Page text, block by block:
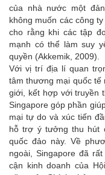
của nhà nước một
không muốn các công
cho rằng khi các tập
mạnh có thể làm suy
quyền (Akkemik, 2009).
Với vị trí địa lí quan
tâm thương mại quốc tế
giới, kết hợp với truyền
Singapore góp phần
mại tự do và xúc tiến
hỗ trợ ý tưởng thu hút
quốc đảo này. Về
ngoài, Singapore đã
cận kinh doanh của